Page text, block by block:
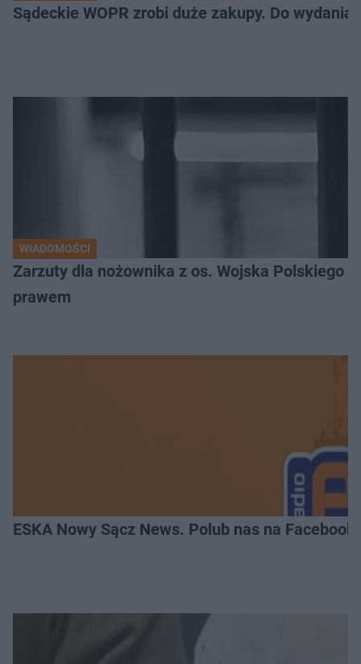
Sądeckie WOPR zrobi duże zakupy. Do wydania
WIADOMOŚCI
Zarzuty dla nożownika z os. Wojska Polskiego
prawem
ESKA Nowy Sącz News. Polub nas na